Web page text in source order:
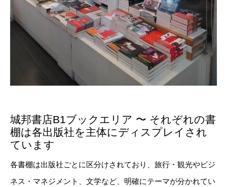
城邦書店B1ブックエリア 〜 それぞれの書
棚は各出版社を主体にディスプレイされ
ています
各書棚は出版社ごとに区分けされており、旅行・観光やビジ
ネス・マネジメント、文学など、明確にテーマが分かれてい